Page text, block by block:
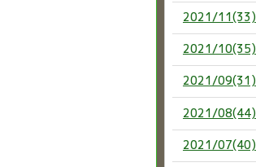
2021/11(33)
2021/10(35)
2021/09(31)
2021/08(44)
2021/07(40)